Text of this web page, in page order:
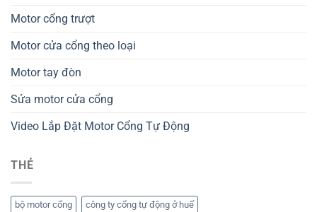
Motor cổng trượt
Motor cửa cổng theo loại
Motor tay đòn
Sửa motor cửa cổng
Video Lắp Đặt Motor Cổng Tự Động
THẺ
bộ motor cổng công ty cổng tự động ở huế